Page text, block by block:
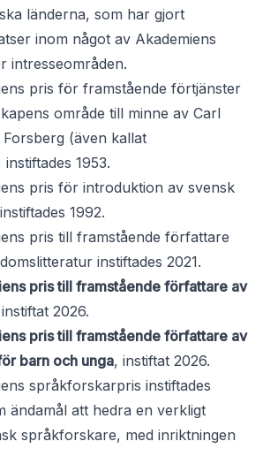
länderna, som har gjort
inom något av Akademiens
intresseområden.
pris för framstående förtjänster
område till minne av Carl
(även kallat
1953.
pris för introduktion av svensk
instiftades 1992.
pris till framstående författare
instiftades 2021.
pris till framstående författare av
2026.
pris till framstående författare av
barn och unga, instiftat 2026.
språkforskarpris instiftades
ändamål att hedra en verkligt
språkforskare, med inriktningen